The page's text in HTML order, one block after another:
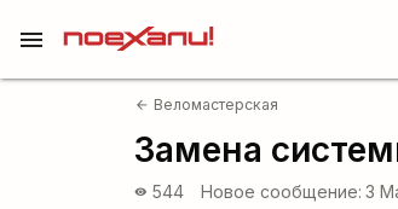
menu
arrow_back Веломастерская
Замена
visibility 544 Новое сообщение: 3